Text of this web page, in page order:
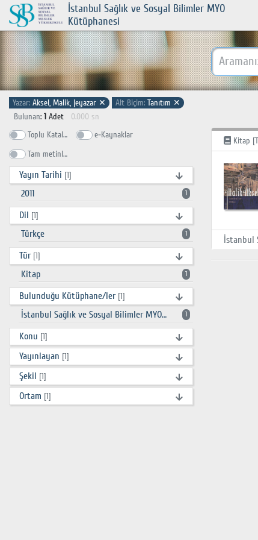
İstanbul Sağlık ve Sosyal Bilimler MYO
Kütüphanesi
Yazar: Aksel, Malik, |eyazar ✕ Alt Biçim: Tanıtım ✕
Bulunan: 1 Adet
0.000 sn
Toplu Katalog
e-Kaynaklar
Tam metinlerde ara
Yayın Tarihi [1]
2011 1
Dil [1]
Türkçe 1
Tür [1]
Kitap 1
Bulunduğu Kütüphane/ler [1]
İstanbul Sağlık ve Sosyal Bilimler MYO Kütüphanesi 1
Konu [1]
Yayınlayan [1]
Şekil [1]
Ortam [1]
Kitap